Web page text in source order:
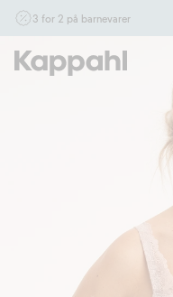
3 for 2 på barnevarer
Ikke Newbie. Gjelder når du
17/8 i butikk & online for deg
andre tilbud eller rabatter.